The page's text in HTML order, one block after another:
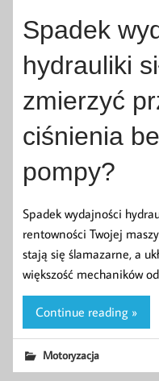
Spadek
hydrauliki
zmierzyć
ciśnienia
pompy?
Spadek wydajności
rentowności Twojej
stają się ślamazarne, a
większość mechaników od
Continue reading »
Motoryzacja